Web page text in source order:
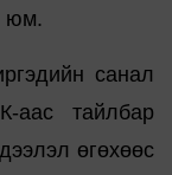
юм.
санал
аас тайлбар
өгөхөөс